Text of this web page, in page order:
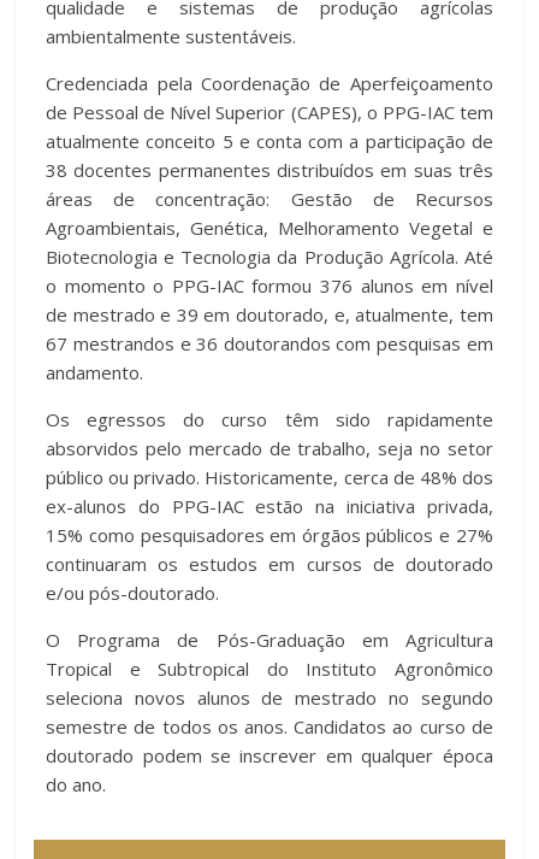
qualidade e sistemas de produção agrícolas
ambientalmente sustentáveis.
Credenciada pela Coordenação de Aperfeiçoamento
de Pessoal de Nível Superior (CAPES), o PPG-IAC tem
atualmente conceito 5 e conta com a participação de
38 docentes permanentes distribuídos em suas três
áreas de concentração: Gestão de Recursos
Agroambientais, Genética, Melhoramento Vegetal e
Biotecnologia e Tecnologia da Produção Agrícola. Até
o momento o PPG-IAC formou 376 alunos em nível
de mestrado e 39 em doutorado, e, atualmente, tem
67 mestrandos e 36 doutorandos com pesquisas em
andamento.
Os egressos do curso têm sido rapidamente
absorvidos pelo mercado de trabalho, seja no setor
público ou privado. Historicamente, cerca de 48% dos
ex-alunos do PPG-IAC estão na iniciativa privada,
15% como pesquisadores em órgãos públicos e 27%
continuaram os estudos em cursos de doutorado
e/ou pós-doutorado.
O Programa de Pós-Graduação em Agricultura
Tropical e Subtropical do Instituto Agronômico
seleciona novos alunos de mestrado no segundo
semestre de todos os anos. Candidatos ao curso de
doutorado podem se inscrever em qualquer época
do ano.